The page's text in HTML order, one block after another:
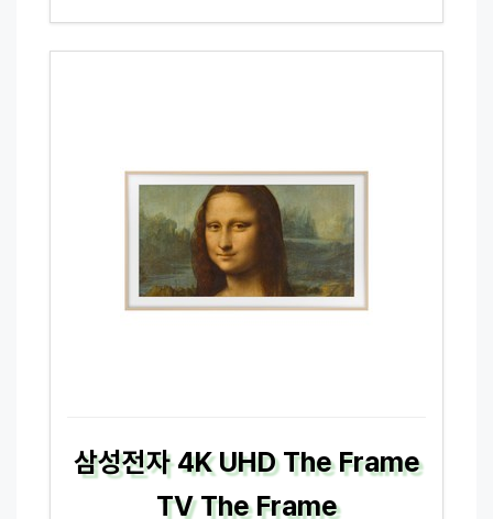
삼성전자 4K UHD The Frame
TV The Frame